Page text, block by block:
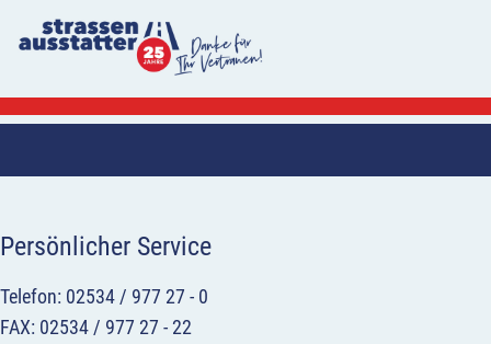
Persönlicher Service
Telefon: 02534 / 977 27 - 0
FAX: 02534 / 977 27 - 22